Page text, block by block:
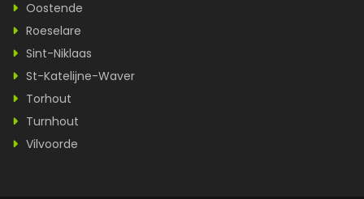
Oostende
Roeselare
Sint-Niklaas
St-Katelijne-Waver
Torhout
Turnhout
Vilvoorde